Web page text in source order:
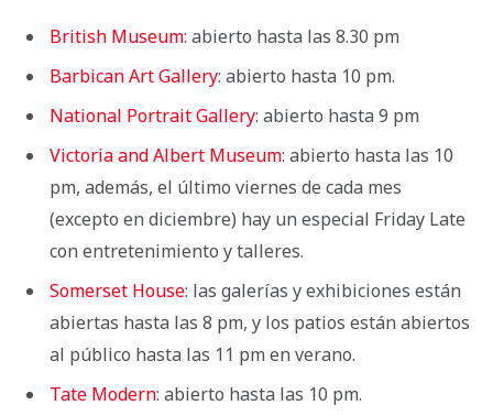
British Museum: abierto hasta las 8.30 pm
Barbican Art Gallery: abierto hasta 10 pm.
National Portrait Gallery: abierto hasta 9 pm
Victoria and Albert Museum: abierto hasta las 10
pm, además, el último viernes de cada mes
(excepto en diciembre) hay un especial Friday Late
con entretenimiento y talleres.
Somerset House: las galerías y exhibiciones están
abiertas hasta las 8 pm, y los patios están abiertos
al público hasta las 11 pm en verano.
Tate Modern: abierto hasta las 10 pm.